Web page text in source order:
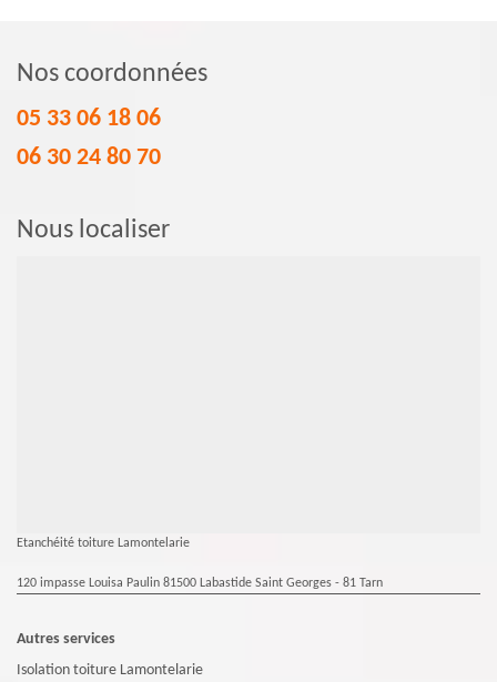
Nos coordonnées
05 33 06 18 06
06 30 24 80 70
Nous localiser
Etanchéité toiture Lamontelarie
120 impasse Louisa Paulin 81500 Labastide Saint Georges - 81 Tarn
Autres services
Isolation toiture Lamontelarie